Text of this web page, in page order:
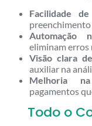
Facilidade
Automação
eliminam erros
Visão clara
auxiliar na
Melhoria na
pagamentos
Todo o